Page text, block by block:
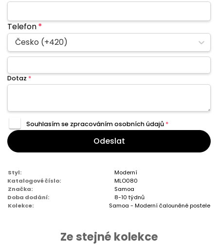
Telefon*
Česko (+420)
Dotaz *
Souhlasím se zpracovánímosobních údajů *
Odeslat
Styl:
Moderní
Katalogové číslo:
MLO080
Značka:
Samoa
Doba dodání:
8-10 týdnů
Kolekce:
Samoa - Moderní čalouněné postele
Ze stejné kolekce